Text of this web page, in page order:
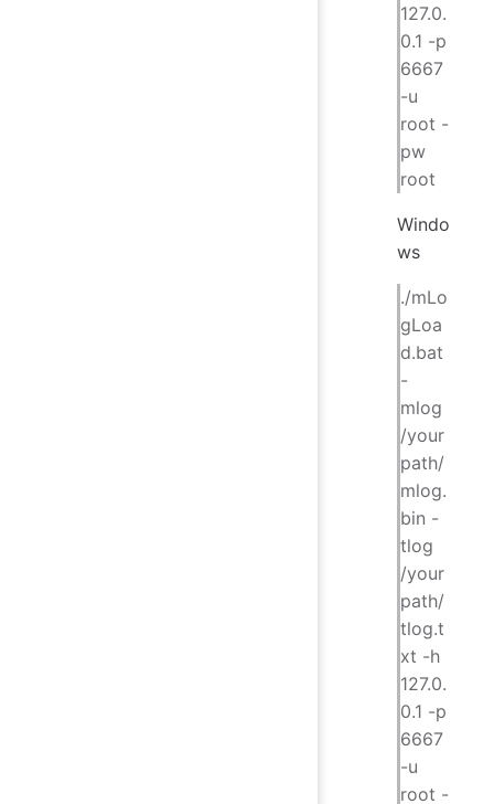
127.0.
0.1 -p
6667
-u
root -
pw
root
Windo
ws
./mLo
gLoa
d.bat
-
mlog
/your
path/
mlog.
bin -
tlog
/your
path/
tlog.t
xt -h
127.0.
0.1 -p
6667
-u
root -